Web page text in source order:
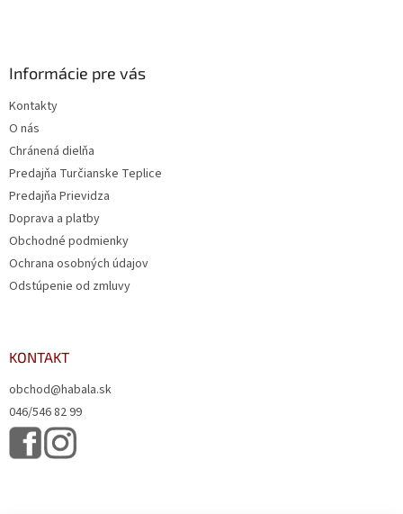
Informácie pre vás
Kontakty
O nás
Chránená dielňa
Predajňa Turčianske Teplice
Predajňa Prievidza
Doprava a platby
Obchodné podmienky
Ochrana osobných údajov
Odstúpenie od zmluvy
KONTAKT
obchod@habala.sk
046/546 82 99